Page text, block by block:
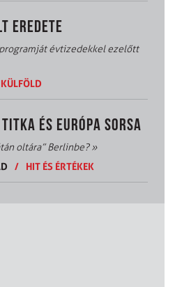
EREDETE
évtizedekkel ezelőtt
KÜLFÖLD
ÉS EURÓPA SORSA
oltára” Berlinbe?»
/ HIT ÉS ÉRTÉKEK